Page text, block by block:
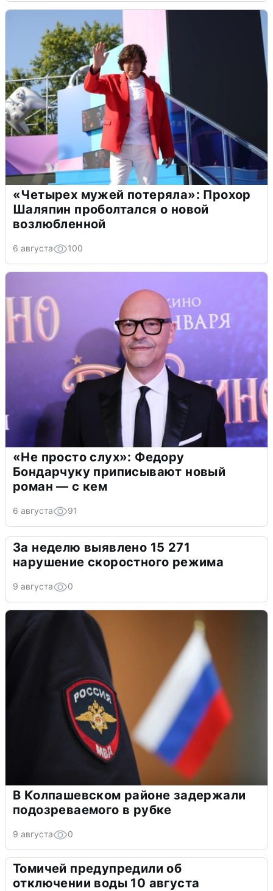
«Четырех мужей потеряла»: Прохор
Шаляпин проболтался о новой
возлюбленной
6 августа 100
«Не просто слух»: Федору
Бондарчуку приписывают новый
роман — с кем
6 августа 91
За неделю выявлено 15 271
нарушение скоростного режима
9 августа 0
В Колпашевском районе задержали
подозреваемого в рубке
9 августа 0
Томичей предупредили об
отключении воды 10 августа